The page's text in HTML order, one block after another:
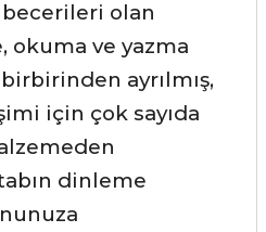
olan
okuma ve yazma
ayrılmış,
için çok sayıda
dinleme